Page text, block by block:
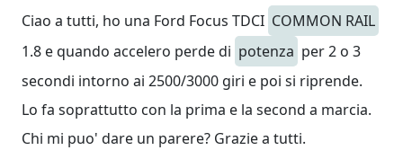
Ciao a tutti, ho una Ford Focus TDCI COMMON RAIL
1.8 e quando accelero perde di potenza per 2 o 3
secondi intorno ai 2500/3000 giri e poi si riprende.
Lo fa soprattutto con la prima e la second a marcia.
Chi mi puo' dare un parere? Grazie a tutti.